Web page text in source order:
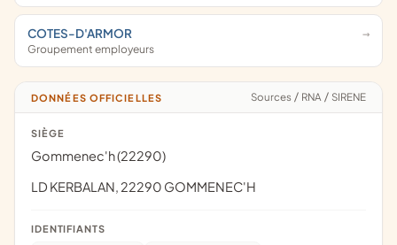
COTES-D'ARMOR
Groupement employeurs
DONNÉES OFFICIELLES Sources / RNA / SIRENE
SIÈGE
Gommenec'h (22290)
LD KERBALAN, 22290 GOMMENEC'H
IDENTIFIANTS